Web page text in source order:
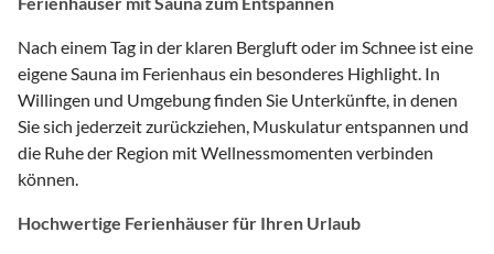
Nach einem Tag in der klaren Bergluft oder im Schnee ist eine
eigene Sauna im Ferienhaus ein besonderes Highlight. In
Willingen und Umgebung finden Sie Unterkünfte, in denen
Sie sich jederzeit zurückziehen, Muskulatur entspannen und
die Ruhe der Region mit Wellnessmomenten verbinden
können.
Hochwertige Ferienhäuser für Ihren Urlaub